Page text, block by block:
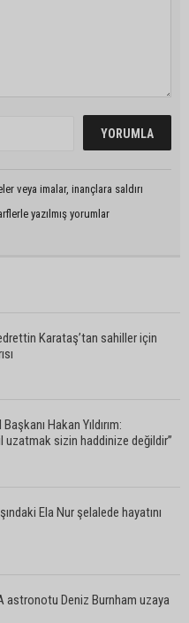
veya imalar, inançlara saldırı
yazılmış yorumlar
Karataş’tan sahiller için
Hakan Yıldırım:
uzatmak sizin haddinize değildir”
Ela Nur şelalede hayatını
astronotu Deniz Burnham uzaya